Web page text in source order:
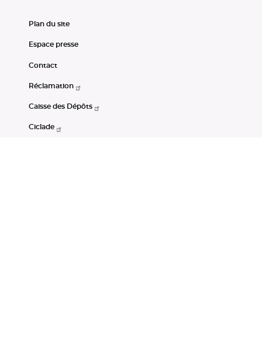
Plan du site
Espace presse
Contact
Réclamation
Caisse des Dépôts
Ciclade